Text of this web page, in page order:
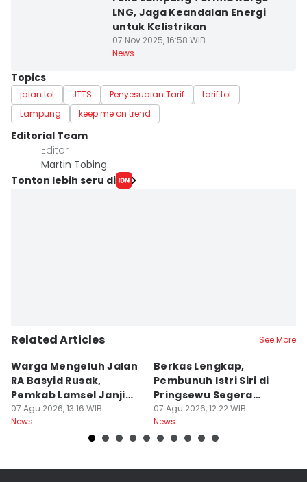
LNG, Jaga Keandalan Energi
untuk Kelistrikan
07 Nov 2025, 16:58 WIB
News
Topics
jalan tol JTTS Penyesuaian Tarif
tarif tol
Lampung
keep me on trend
Editorial Team
Editor
Martin Tobing
Tonton lebih seru di
Related Articles See More
Warga Mengeluh Jalan
RA Basyid Rusak,
Pemkab Lamsel Janji
Segera Perbaiki
07 Agu 2026, 13:16 WIB
News
Berkas Lengkap,
Pembunuh Istri Siri di
Pringsewu Segera
Disidang
07 Agu 2026, 12:22 WIB
News